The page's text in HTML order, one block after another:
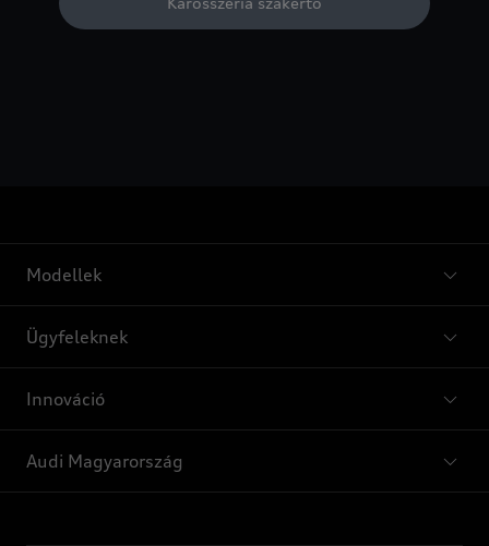
Modellek
Ügyfeleknek
Innováció
Audi Magyarország